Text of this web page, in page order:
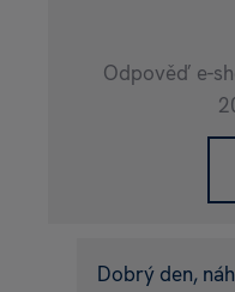
Odpověď e-
Dobrý den,